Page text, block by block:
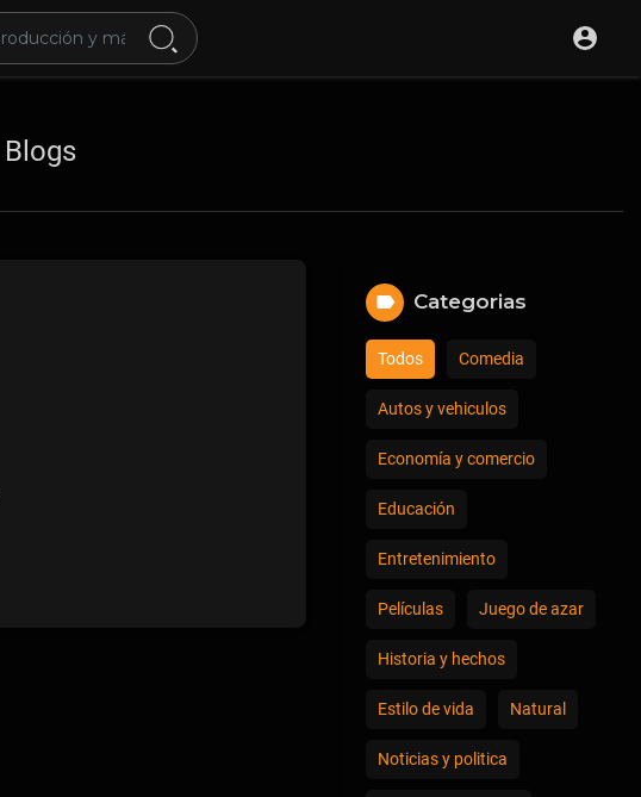
Blogs
Categorias
Todos Comedia
Autos y vehiculos
Economía y comercio
Educación
Entretenimiento
Películas Juego de azar
Historia y hechos
Estilo de vida Natural
Noticias y politica